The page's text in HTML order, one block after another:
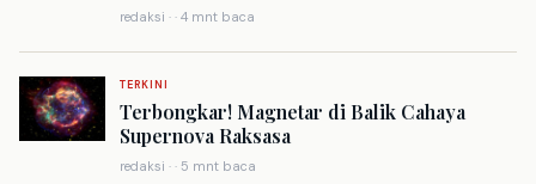
redaksi · · 4 mnt baca
TERKINI
Terbongkar! Magnetar di Balik Cahaya
Supernova Raksasa
redaksi · · 5 mnt baca